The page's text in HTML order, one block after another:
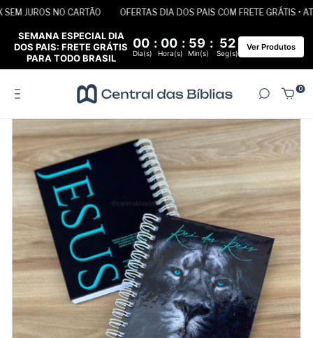
JUROS NO CARTÃO OFERTAS DIA DOS PAIS COM FRETE GRÁTIS •
SEMANA ESPECIAL DIA
DOS PAIS: FRETE GRÁTIS
PARA TODO BRASIL
00 : 00 : 59 : 52
Dia(s) Hora(s) Min(s) Seg(s)
Ver Produtos
0